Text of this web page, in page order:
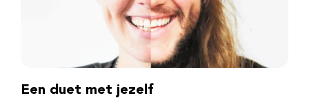
Een duet met jezelf